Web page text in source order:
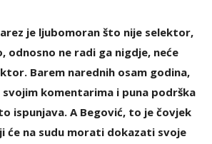
je ljubomoran što nije selektor,
odnosno ne radi ga nigdje, neće
Barem narednih osam godina,
svojim komentarima i puna podrška
ispunjava. A Begović, to je čovjek
će na sudu morati dokazati svoje